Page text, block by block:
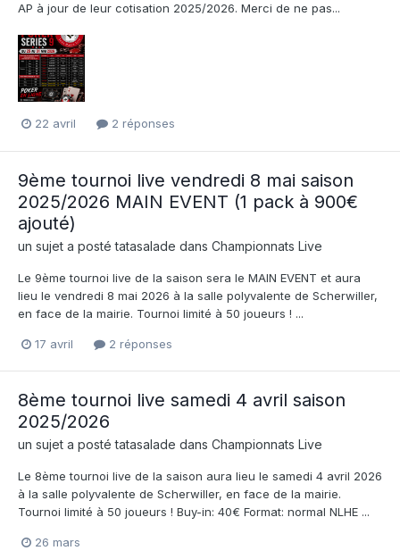
AP à jour de leur cotisation 2025/2026. Merci de ne pas...
22 avril 2 réponses
9ème tournoi live vendredi 8 mai saison
2025/2026 MAIN EVENT (1 pack à 900€
ajouté)
un sujet a postétatasalade dans Championnats Live
Le 9ème tournoi live de la saison sera le MAIN EVENT et aura
lieu le vendredi 8 mai 2026 à la salle polyvalente de Scherwiller,
en face de la mairie. Tournoi limité à 50 joueurs ! ...
17 avril 2 réponses
8ème tournoi live samedi 4 avril saison
2025/2026
un sujet a postétatasalade dans Championnats Live
Le 8ème tournoi live de la saison aura lieu le samedi 4 avril 2026
à la salle polyvalente de Scherwiller, en face de la mairie.
Tournoi limité à 50 joueurs ! Buy-in: 40€ Format: normal NLHE ...
26 mars